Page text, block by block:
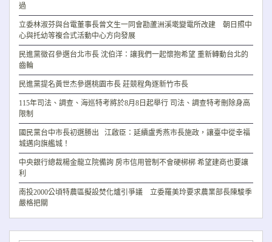
過
立委林淑芬與台電董事長曾文生一同會勘蘆洲溪墘變電所改建 朝日照中
心與托幼等複合式活動中心方向發展
民進黨徵召參選台北市長 沈伯洋：讓我們一起懷抱希望 重新轉動台北的
齒輪
民進黨提名黃世杰參選桃園市長 莊競程角逐新竹市長
115年司法、調查、海巡特考將於8月8日起舉行 司法、調查特考刪除身高
限制
國民黨台中市長初選勝出 江啟臣：延續盧秀燕市長施政，讓臺中從幸福
城邁向旗艦城！
中央銀行總裁楊金龍立院備詢 房市信用管制不會硬梆梆 希望建商也要讓
利
南投2000公頃特農區擬設焚化爐引爭議 立委羅美玲要求農業部長陳駿季
嚴格把關